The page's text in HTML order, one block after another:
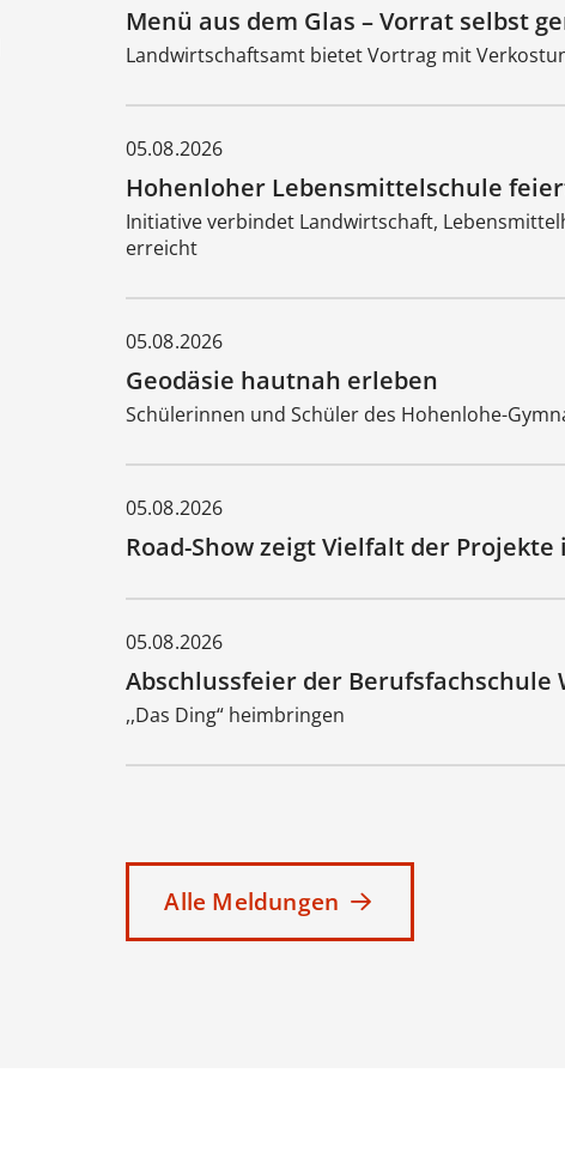
Menü aus dem Glas – Vorrat selbst
Landwirtschaftsamt bietet Vortrag mit
05.08.2026
Hohenloher Lebensmittelschule
Initiative verbindet Landwirtschaft,
erreicht
05.08.2026
Geodäsie hautnah erleben
Schülerinnen und Schüler des Hohenlohe-
05.08.2026
Road-Show zeigt Vielfalt der
05.08.2026
Abschlussfeier der Berufsfachschule
,,Das Ding“ heimbringen
Alle Meldungen